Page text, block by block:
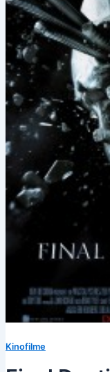
Kinofilme